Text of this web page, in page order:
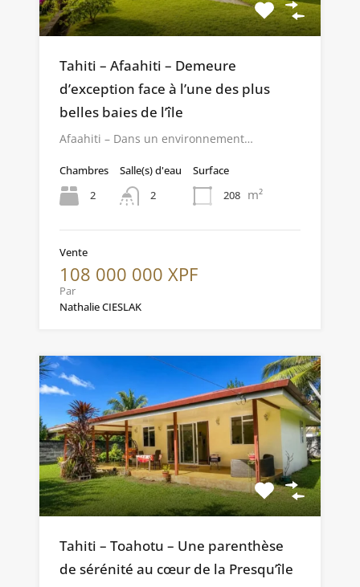
Tahiti – Afaahiti – Demeure
d’exception face à l’une des plus
belles baies de l’île
Afaahiti – Dans un environnement…
Chambres
2
Salle(s) d'eau
2
Surface
208 m²
Vente
108 000 000 XPF
Par
Nathalie CIESLAK
Tahiti – Toahotu – Une parenthèse
de sérénité au cœur de la Presqu’île